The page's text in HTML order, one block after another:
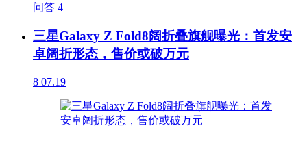
问答 4
三星Galaxy Z Fold8阔折叠旗舰曝光：首发安
卓阔折形态，售价或破万元
8 07.19